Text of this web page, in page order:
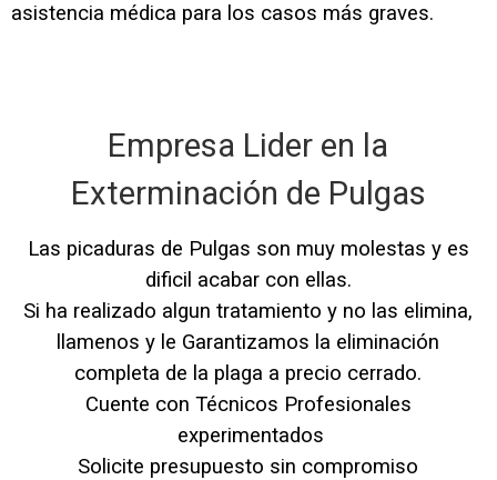
asistencia médica para los casos más graves.
Empresa Lider en la
Exterminación de Pulgas
Las picaduras de Pulgas son muy molestas y es
dificil acabar con ellas.
Si ha realizado algun tratamiento y no las elimina,
llamenos y le Garantizamos la eliminación
completa de la plaga a precio cerrado.
Cuente con Técnicos Profesionales
experimentados
Solicite presupuesto sin compromiso